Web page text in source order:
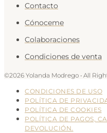
Contacto
Cónoceme
Colaboraciones
Condiciones de venta
©2026 Yolanda Modrego • All
CONDICIONES DE USO
POLÍTICA DE
POLÍTICA DE COOKIES
POLÍTICA DE PAGOS,
DEVOLUCIÓN.